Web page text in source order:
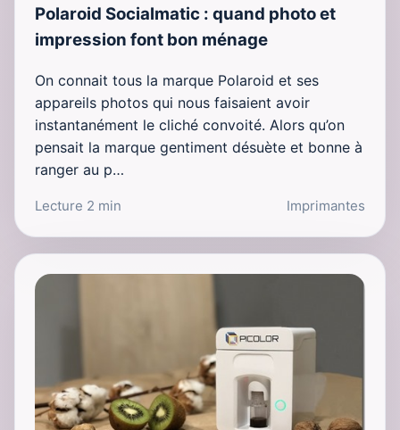
Polaroid Socialmatic : quand photo et
impression font bon ménage
On connait tous la marque Polaroid et ses
appareils photos qui nous faisaient avoir
instantanément le cliché convoité. Alors qu’on
pensait la marque gentiment désuète et bonne à
ranger au p…
Lecture 2 min Imprimantes